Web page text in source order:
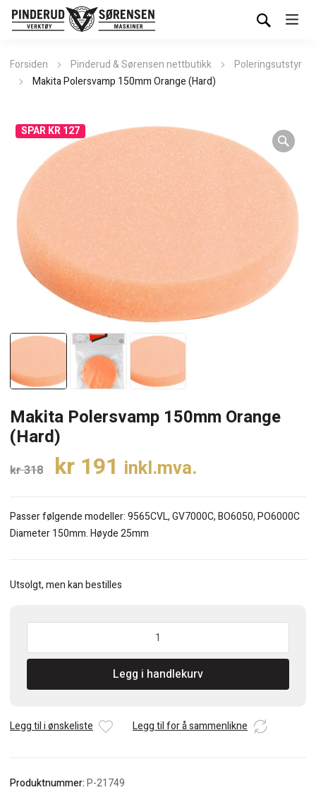
Forsiden Pinderud & Sørensen nettbutikk
Poleringsutstyr
Makita Polersvamp 150mm Orange (Hard)
SPAR KR 127
Makita Polersvamp 150mm Orange
(Hard)
kr318 Opprinnelig
var:
kr 318.
kr 191 Nåværende
er:
kr 191.
inkl.mva.
Passer følgende modeller: 9565CVL, GV7000C, BO6050, PO6000C
Diameter 150mm. Høyde 25mm
Utsolgt, men kan bestilles
150mm
(Hard)
Legg i handlekurv
Legg til i ønskeliste Legg til for å sammenlikne
Produktnummer:P-21749